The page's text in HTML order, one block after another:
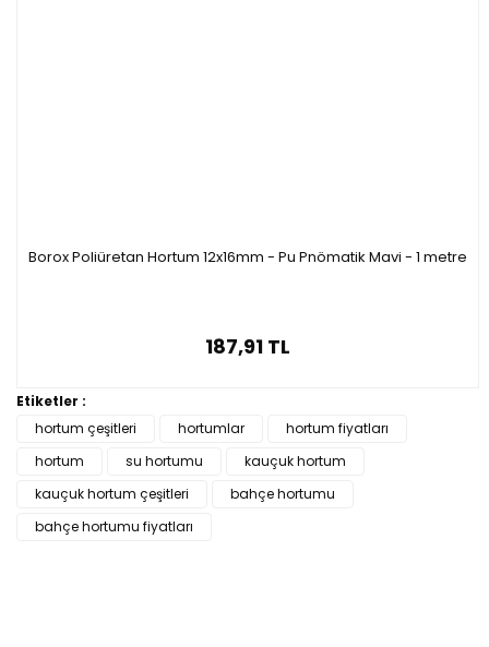
Borox Poliüretan Hortum 12x16mm - Pu Pnömatik Mavi - 1 metre
187,91 TL
Etiketler :
hortum çeşitleri
hortumlar
hortum fiyatları
hortum
su hortumu
kauçuk hortum
kauçuk hortum çeşitleri
bahçe hortumu
bahçe hortumu fiyatları